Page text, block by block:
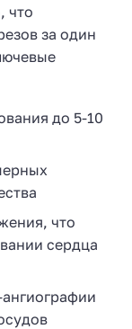
что
за один
до 5-10
что
сердца